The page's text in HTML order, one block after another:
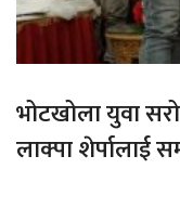
भोटखोला युवा
लाक्पा शेर्पालाई